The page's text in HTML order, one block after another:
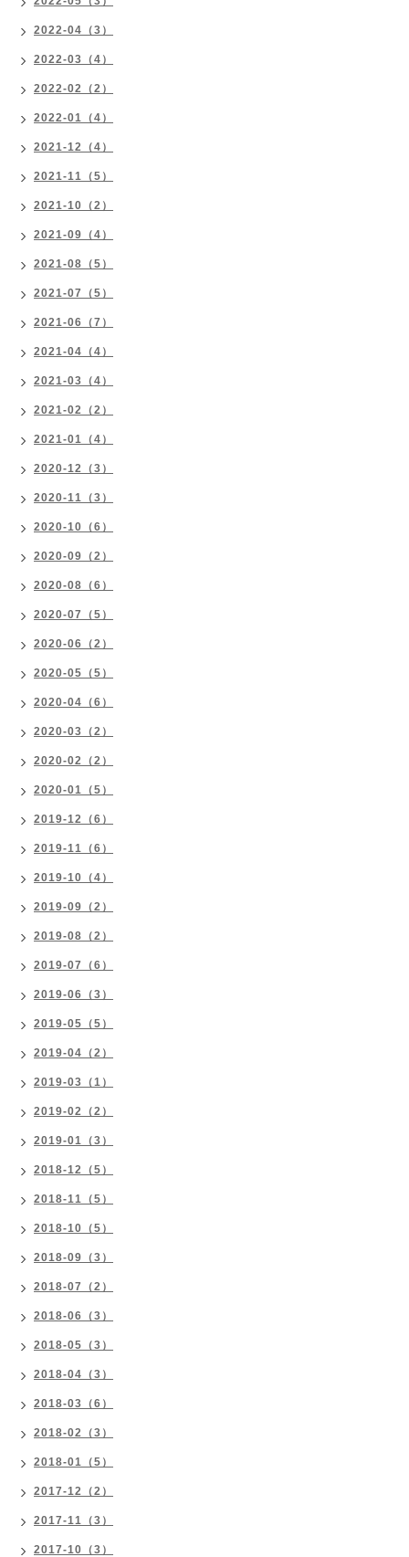
2022-04（3）
2022-03（4）
2022-02（2）
2022-01（4）
2021-12（4）
2021-11（5）
2021-10（2）
2021-09（4）
2021-08（5）
2021-07（5）
2021-06（7）
2021-04（4）
2021-03（4）
2021-02（2）
2021-01（4）
2020-12（3）
2020-11（3）
2020-10（6）
2020-09（2）
2020-08（6）
2020-07（5）
2020-06（2）
2020-05（5）
2020-04（6）
2020-03（2）
2020-02（2）
2020-01（5）
2019-12（6）
2019-11（6）
2019-10（4）
2019-09（2）
2019-08（2）
2019-07（6）
2019-06（3）
2019-05（5）
2019-04（2）
2019-03（1）
2019-02（2）
2019-01（3）
2018-12（5）
2018-11（5）
2018-10（5）
2018-09（3）
2018-07（2）
2018-06（3）
2018-05（3）
2018-04（3）
2018-03（6）
2018-02（3）
2018-01（5）
2017-12（2）
2017-11（3）
2017-10（3）